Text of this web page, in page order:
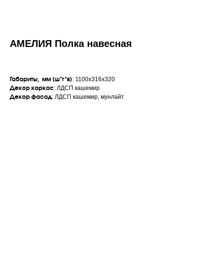
АМЕЛИЯ Полка навесная
Габариты, мм (ш*г*в): 1100х316х320
Декор каркас: ЛДСП кашемир
Декор фасад: ЛДСП кашемир, мунлайт